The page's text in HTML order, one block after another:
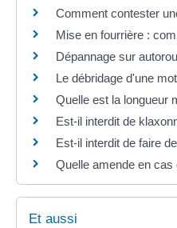
Comment contester
Mise en fourrière :
Dépannage sur
Le débridage d'une
Quelle est la longueur
Est-il interdit de
Est-il interdit de faire
Quelle amende en cas
Et aussi